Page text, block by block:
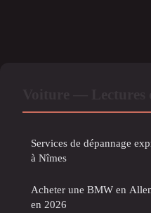
Services de dépannage
à Nîmes
Acheter une BMW en
en 2026